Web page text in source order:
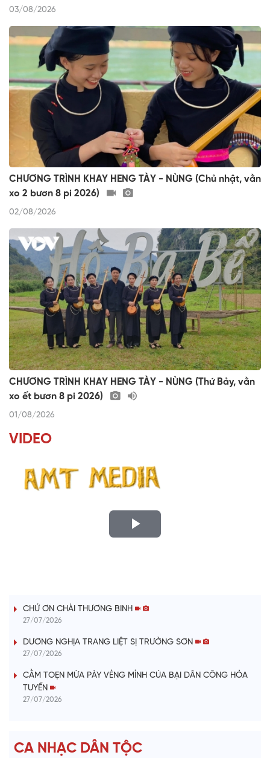
03/08/2026
CHƯƠNG TRÌNH KHAY HENG TÀY - NÙNG (Chủ nhật, vằn
xo 2 bươn 8 pi 2026)
02/08/2026
CHƯƠNG TRÌNH KHAY HENG TÀY - NÙNG (Thứ Bảy, vằn
xo ết bươn 8 pi 2026)
01/08/2026
VIDEO
P
V
i
CHỨ ƠN CHÀI THƯƠNG BINH
27/07/2026
DƯƠNG NGHỊA TRANG LIỆT SỊ TRƯỜNG SƠN
27/07/2026
CẰM TOẸN MỪA PÀY VẺNG MỈNH CÚA BẠI DÂN CÔNG HỎA
TUYẾN
27/07/2026
CA NHẠC DÂN TỘC